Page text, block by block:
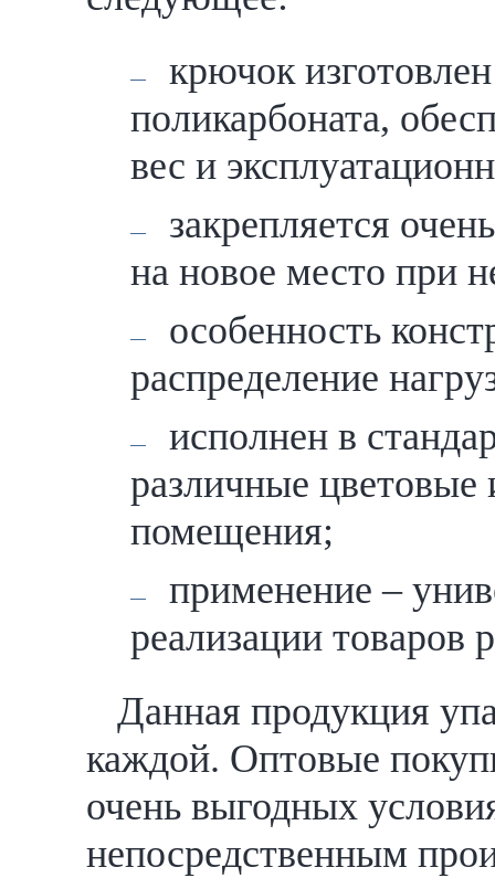
крючок
поликарбоната,
вес и
закрепляется
на новое место при
особенность
распределение
исполнен в
различные цветовые
помещения;
применение –
реализации товаров
Данная продукция
каждой. Оптовые
очень выгодных
непосредственным